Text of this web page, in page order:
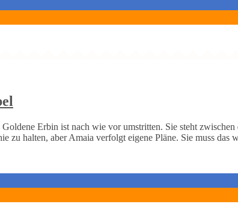
Erbin ist nach wie vor umstritten. Sie steht
zu halten, aber Amaia verfolgt eigene Pläne. Sie muss